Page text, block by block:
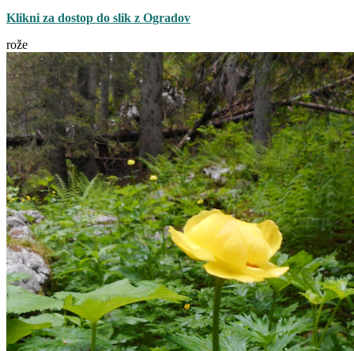
Klikni za dostop do slik z Ogradov
rože